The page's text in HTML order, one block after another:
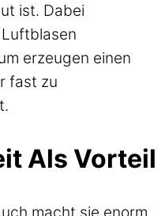
ist. Dabei
erzeugen einen
fast zu
Als Vorteil